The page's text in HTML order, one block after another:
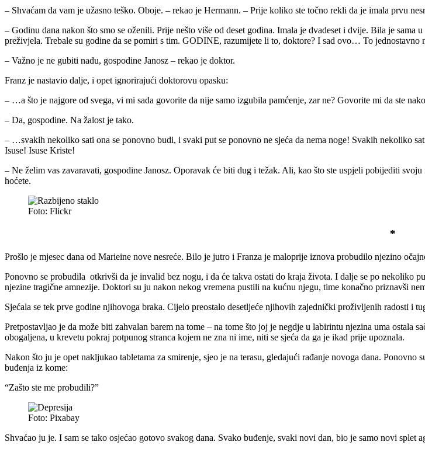
– Shvaćam da vam je užasno teško. Oboje. – rekao je Hermann. – Prije koliko ste točno rekli da je imala prvu
– Godinu dana nakon što smo se oženili. Prije nešto više od deset godina. Imala je dvadeset i dvije. Bila je
preživjela. Trebale su godine da se pomiri s tim. GODINE, razumijete li to, doktore? I sad ovo… To
– Važno je ne gubiti nadu, gospodine Janosz – rekao je doktor.
Franz je nastavio dalje, i opet ignorirajući doktorovu opasku:
– …a što je najgore od svega, vi mi sada govorite da nije samo izgubila pamćenje, zar ne? Govorite mi da ste
– Da, gospodine. Na žalost je tako.
– …svakih nekoliko sati ona se ponovno budi, i svaki put se ponovno ne sjeća da nema noge! Svakih nekoliko
Isuse! Isuse Kriste!
– Ne želim vas zavaravati, gospodine Janosz. Oporavak će biti dug i težak. Ali, kao što ste uspjeli pobijediti
hoćete.
Foto: Flickr
*
Prošlo je mjesec dana od Marieine nove nesreće. Bilo je jutro i Franza je maloprije iznova probudilo njezino
Ponovno se probudila otkrivši da je invalid bez nogu, i da će takva ostati do kraja života. I dalje se po nekoliko
njezine tragične amnezije. Doktori su ju nakon nekog vremena pustili na kućnu njegu, time konačno priznavši
Sjećala se tek prve godine njihovoga braka. Cijelo preostalo desetljeće njihovih zajednički proživljenih radosti i
Pretpostavljao je da može biti zahvalan barem na tome – na tome što joj je negdje u labirintu njezina uma ostala
obogaljena, u krevetu pokraj potpunog stranca kojem ne zna ni ime, niti se sjeća da ga je ikad prije upoznala.
Nakon što ju je opet nakljukao tabletama za smirenje, sjeo je na terasu, gledajući rađanje novoga dana.
buđenja iz kome:
“Zašto ste me probudili?”
Foto: Pixabay
Shvaćao ju je. I sam se tako osjećao gotovo svakog dana. Svako buđenje, svaki novi dan, bio je samo novi splet